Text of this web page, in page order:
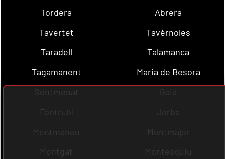
Tordera
Abrera
Tavertet
Tavèrnoles
Taradell
Talamanca
Tagamanent
Maria de Besora
Sentmenat
Gaià
Fontrubí
Jorba
Montmaneu
Montmajor
Montgat
Montesquiu